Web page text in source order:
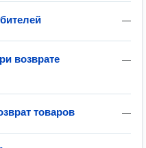
—
—
возврате
—
товаров